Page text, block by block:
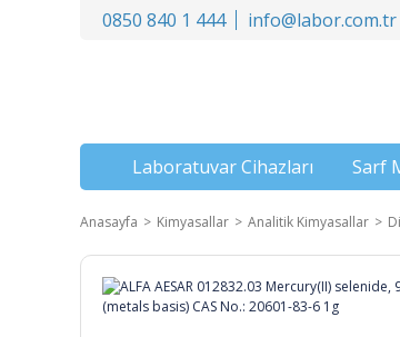
0850 840 1 444 info@labor.com.tr
Laboratuvar Cihazları Sarf
Anasayfa Kimyasallar Analitik Kimyasallar